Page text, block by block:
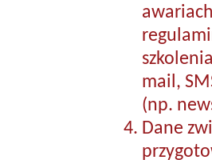
mail,
(np.
Dane